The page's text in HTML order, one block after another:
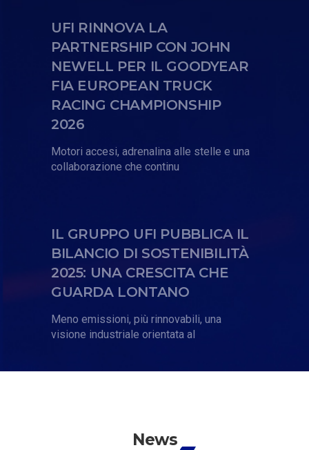
UFI RINNOVA LA
PARTNERSHIP CON JOHN
NEWELL PER IL GOODYEAR
FIA EUROPEAN TRUCK
RACING CHAMPIONSHIP
2026
Motori accesi, adrenalina alle stelle e una
collaborazione che continu
IL GRUPPO UFI PUBBLICA IL
BILANCIO DI SOSTENIBILITÀ
2025: UNA CRESCITA CHE
GUARDA LONTANO
Meno emissioni, più rinnovabili, una
visione industriale orientata al
News